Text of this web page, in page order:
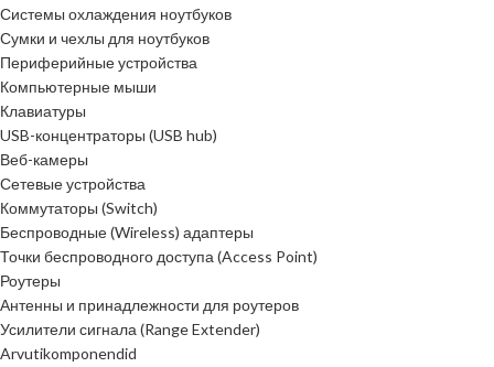
Системы охлаждения ноутбуков
Сумки и чехлы для ноутбуков
Периферийные устройства
Компьютерные мыши
Клавиатуры
USB-концентраторы (USB hub)
Веб-камеры
Сетевые устройства
Коммутаторы (Switch)
Беспроводные (Wireless) адаптеры
Точки беспроводного доступа (Access Point)
Роутеры
Антенны и принадлежности для роутеров
Усилители сигнала (Range Extender)
Arvutikomponendid